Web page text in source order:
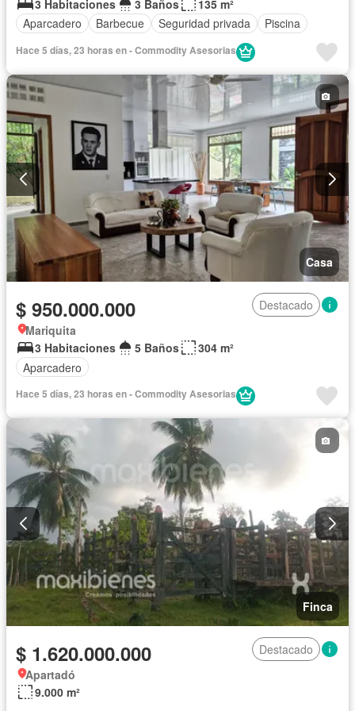
3 Habitaciones 3 Baños
135 m²
Aparcadero
Barbecue Seguridad privada Piscina
Hace 5 días, 23 horas en - Commodity Asesorias
Casa
$ 950.000.000
Destacado
Mariquita
3 Habitaciones
5 Baños
304 m²
Aparcadero
Hace 5 días, 23 horas en - Commodity Asesorias
Finca
$ 1.620.000.000
Destacado
Apartadó
9.000 m²